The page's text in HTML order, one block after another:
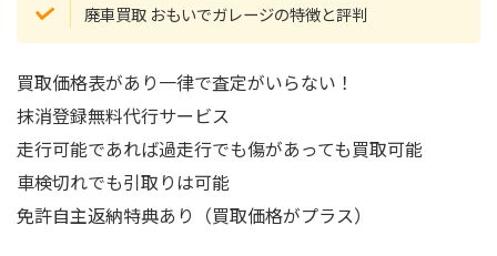
廃車買取 おもいでガレージの特徴と評判
買取価格表があり一律で査定がいらない！
抹消登録無料代行サービス
走行可能であれば過走行でも傷があっても買取可能
車検切れでも引取りは可能
免許自主返納特典あり（買取価格がプラス）